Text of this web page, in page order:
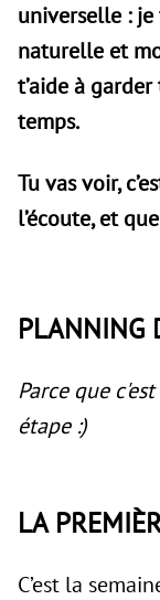
universelle :
naturelle et
t’aide à
temps.
Tu vas voir,
l’écoute, et
PLANNING
Parce que
étape :)
LA
C’est la